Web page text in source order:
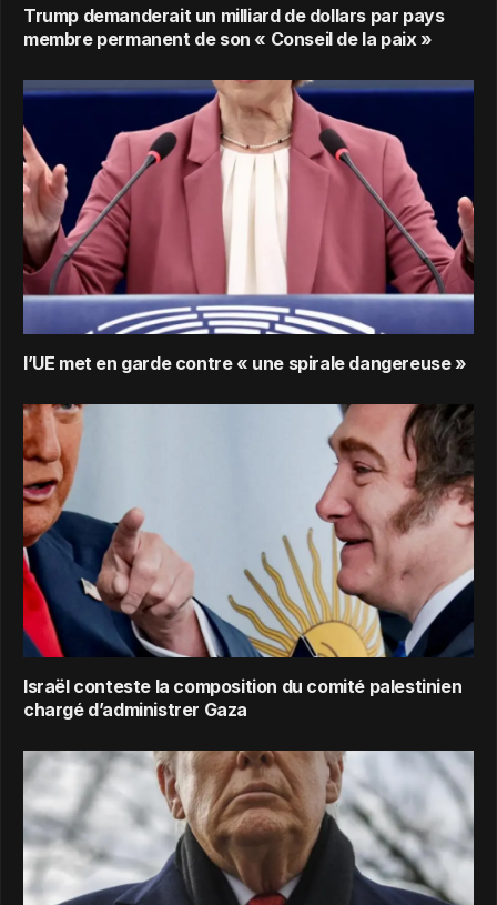
Trump demanderait un milliard de dollars par pays
membre permanent de son « Conseil de la paix »
l’UE met en garde contre « une spirale dangereuse »
Israël conteste la composition du comité palestinien
chargé d’administrer Gaza